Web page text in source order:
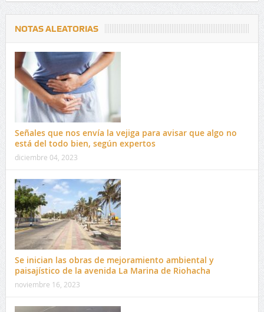
NOTAS ALEATORIAS
Señales que nos envía la vejiga para avisar que algo no
está del todo bien, según expertos
diciembre 04, 2023
Se inician las obras de mejoramiento ambiental y
paisajístico de la avenida La Marina de Riohacha
noviembre 16, 2023